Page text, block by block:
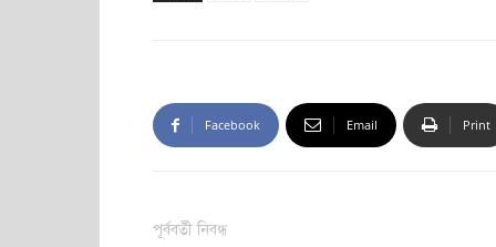
Facebook Email Print
পূর্ববর্তী নিবন্ধ